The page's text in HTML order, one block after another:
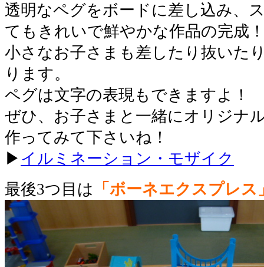
透明なペグをボードに差し込み、
てもきれいで鮮やかな作品の完成
小さなお子さまも差したり抜いた
ります。
ペグは文字の表現もできますよ！
ぜひ、お子さまと一緒にオリジナ
作ってみて下さいね！
▶ イルミネーション・モザイク
最後3つ目は 「ボーネエクスプレス